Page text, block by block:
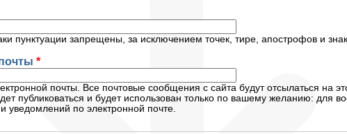
пунктуации запрещены, за исключением точек, тире, апострофов и
*
почты. Все почтовые сообщения с сайта будут отсылаться на
публиковаться и будет использован только по вашему желанию: для
уведомлений по электронной почте.